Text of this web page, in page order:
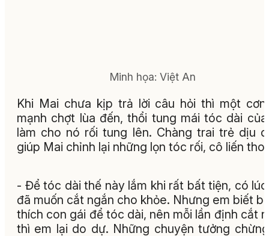
Minh họa: Việt An
Khi Mai chưa kịp trả lời câu hỏi thì một
mạnh chợt lùa đến, thổi tung mái tóc dài
làm cho nó rối tung lên. Chàng trai trẻ dịu
giúp Mai chỉnh lại những lọn tóc rối, cô liến
- Để tóc dài thế này lắm khi rất bất tiện, có
đã muốn cắt ngắn cho khỏe. Nhưng em biết
thích con gái để tóc dài, nên mỗi lần định cắt
thì em lại do dự. Những chuyện tưởng